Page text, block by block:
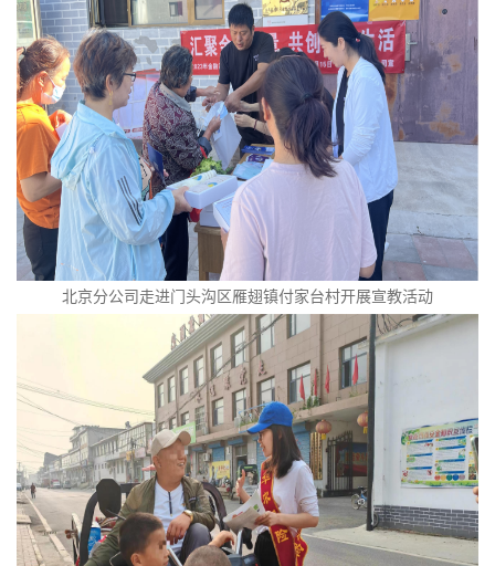
北京分公司走进门头沟区雁翅镇付家台村开展宣教活动